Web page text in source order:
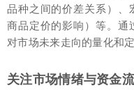
品种之间的价差关系）、
商品定价的影响）等。通
对市场未来走向的量化和
关注市场情绪与资金